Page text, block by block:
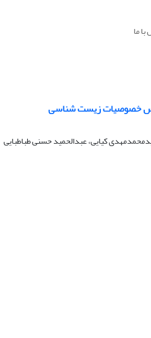
ما
خصوصیات زیست شناسی
کیایی، عبدالحمید حسنی طباطبایی